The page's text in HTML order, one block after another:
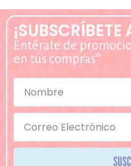
¡SUBSCRÍBETE
Entérate de
en tus compras*